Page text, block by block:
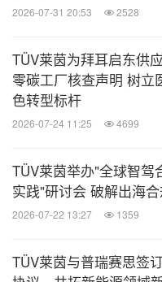
2026-07-31 20:53 2528
TÜV莱茵为拜耳启东供
零碳工厂核查声明 树立
色转型标杆
2026-07-24 11:25 4699
TÜV莱茵举办"全球智驾
实践"研讨会 破解出海
2026-07-22 13:27 1359
TÜV莱茵与普瑞赛思签